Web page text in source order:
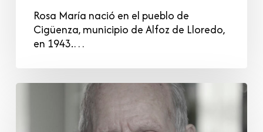
Rosa María nació en el pueblo de
Cigüenza, municipio de Alfoz de Lloredo,
en 1943.…
Vicente-